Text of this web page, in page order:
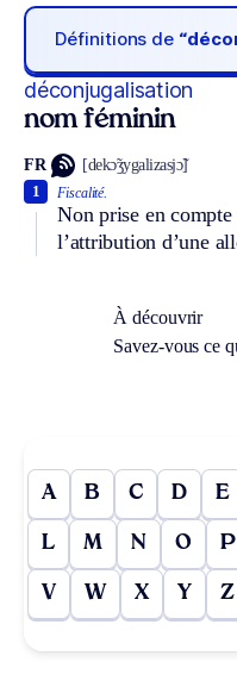
Définitions de
déconjugalisation
nom féminin
FR [dekɔ̃ʒygalizasjɔ̃]
Fiscalité.
Non prise en
l’attribution d’une
1
À découvrir
Savez-vous ce
A B C D E
L M N O P
V W X Y Z